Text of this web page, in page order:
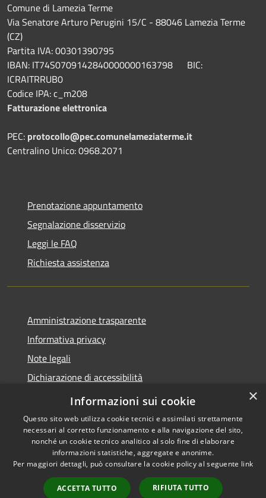
Comune di Lamezia Terme
Via Senatore Arturo Perugini 15/C - 88046 Lamezia Terme
(CZ)
Partita IVA: 00301390795
IBAN: IT74S0709142840000000163798 BIC:
ICRAITRRUB0
Codice IPA: c_m208
Fatturazione elettronica
PEC: protocollo@pec.comunelameziaterme.it
Centralino Unico: 0968.2071
Prenotazione appuntamento
Segnalazione disservizio
Leggi le FAQ
Richiesta assistenza
Amministrazione trasparente
Informativa privacy
Note legali
Dichiarazione di accessibilità
Feedback accessibilità
Accessibilità
Copyright © 2026 • Città di
Lamezia Terme • Powered by
Municipium•
Accesso
×
Informazioni sui cookie
Questo sito web utilizza cookie tecnici e assimilati strettamente
necessari al corretto funzionamento e alla navigazione del sito,
nonché un cookie tecnico analitico al solo fine di elaborare
informazioni statistiche, aggregate e anonime.
Per maggiori dettagli, può consultare la cookie policy al seguente link
ACCETTA TUTTO RIFIUTA TUTTO